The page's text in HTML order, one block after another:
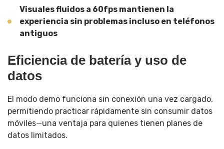
Visuales fluidos a 60fps mantienen la
experiencia sin problemas incluso en teléfonos
antiguos
Eficiencia de batería y uso de
datos
El modo demo funciona sin conexión una vez cargado,
permitiendo practicar rápidamente sin consumir datos
móviles—una ventaja para quienes tienen planes de
datos limitados.